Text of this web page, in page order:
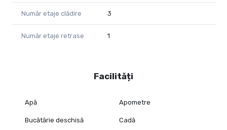
Număr etaje clădire 3
Număr etaje retrase 1
Facilități
Apă Apometre
Bucătărie deschisă Cadă